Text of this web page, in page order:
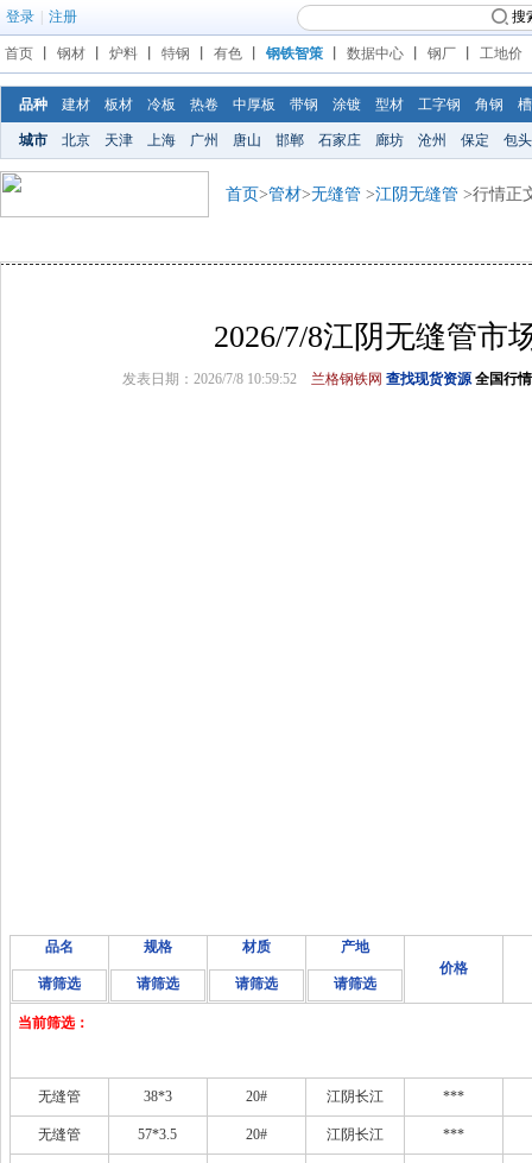
登录 注册 搜
首页 钢材 炉料 特钢 有色 钢铁智策 数据中心 钢厂 工地价
品种 建材 板材 冷板 热卷 中厚板 带钢 涂镀 型材 工字钢 角钢
城市 北京 天津 上海 广州 唐山 邯郸 石家庄 廊坊 沧州 保定 包头
首页>管材>无缝管 >江阴无缝管 >行情正
2026/7/8江阴无缝管市
发表日期：2026/7/8 10:59:52 兰格钢铁网 查找现货资源 全国行
品名
请筛选
规格
请筛选
材质
请筛选
产地
请筛选
价格
当前筛选：
无缝管 38*3 20# 江阴长江 ***
无缝管 57*3.5 20# 江阴长江 ***